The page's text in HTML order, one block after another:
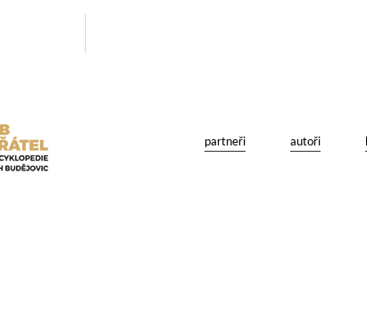
partneři autoři